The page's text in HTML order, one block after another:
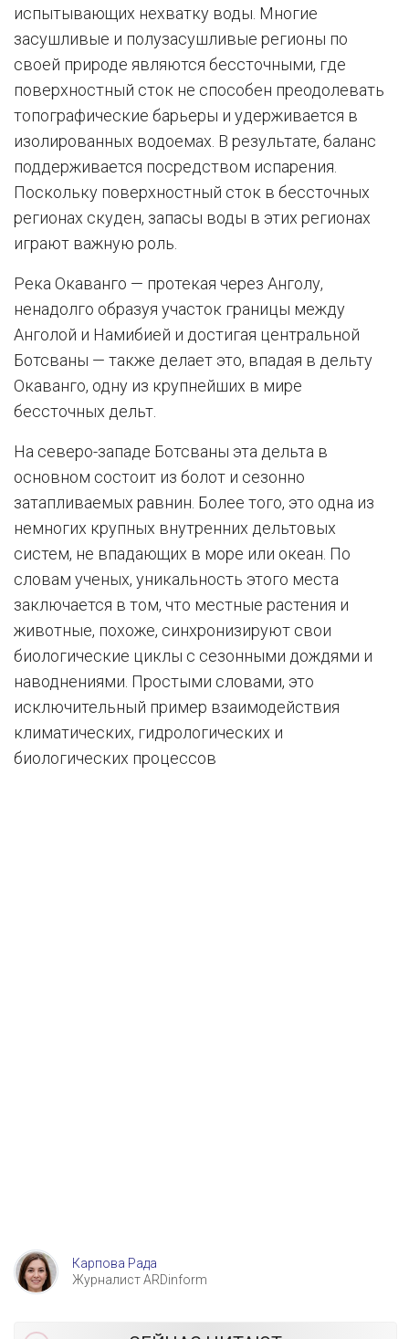
испытывающих нехватку воды. Многие
засушливые и полузасушливые регионы по
своей природе являются бессточными, где
поверхностный сток не способен преодолевать
топографические барьеры и удерживается в
изолированных водоемах. В результате, баланс
поддерживается посредством испарения.
Поскольку поверхностный сток в бессточных
регионах скуден, запасы воды в этих регионах
играют важную роль.
Река Окаванго — протекая через Анголу,
ненадолго образуя участок границы между
Анголой и Намибией и достигая центральной
Ботсваны — также делает это, впадая в дельту
Окаванго, одну из крупнейших в мире
бессточных дельт.
На северо-западе Ботсваны эта дельта в
основном состоит из болот и сезонно
затапливаемых равнин. Более того, это одна из
немногих крупных внутренних дельтовых
систем, не впадающих в море или океан. По
словам ученых, уникальность этого места
заключается в том, что местные растения и
животные, похоже, синхронизируют свои
биологические циклы с сезонными дождями и
наводнениями. Простыми словами, это
исключительный пример взаимодействия
климатических, гидрологических и
биологических процессов
Карпова Рада
Журналист ARDinform